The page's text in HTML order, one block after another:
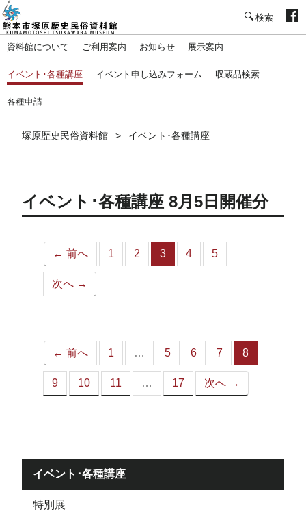
資料館について ご利用案内 お知らせ 展示案内
イベント･各種講座 イベント申し込みフォーム 収蔵品検索
各種申請
塚原歴史民俗資料館 イベント･各種講座
イベント･各種講座 8月5日開催分
← 前へ 1 2 3
（こ
4 5
次へ →
← 前へ 1 … 5 6 7 8
9 10 11 … 17 次へ →
イベント･各種講座
特別展